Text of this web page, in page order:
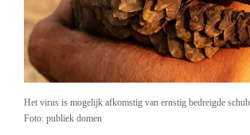
Het virus is mogelijk afkomstig van ernstig bedreigde
Foto: publiek domen